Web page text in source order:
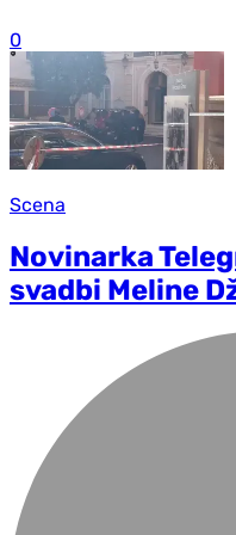
0
Scena
Novinarka
svadbi Meline